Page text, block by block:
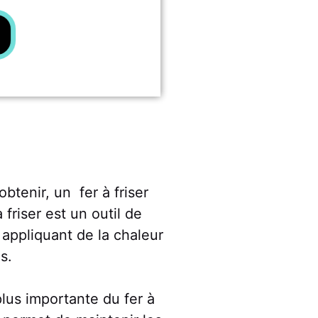
un fer à friser
friser est un outil de
de la chaleur
importante du fer à